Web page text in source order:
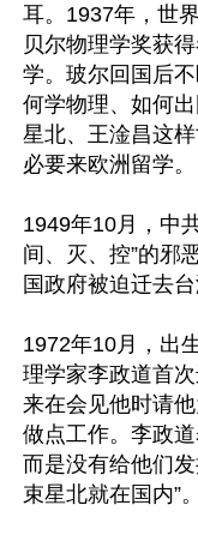
耳。1937年，世
贝尔物理学奖获
学。玻尔回国后
何学物理、如何
星北、王淦昌这
必要来欧洲留学。
1949年10月，中
间、灭、控”的邪
国政府被迫迁去台
1972年10月，出
理学家李政道首
来在会见他时请
做点工作。李政
而是没有给他们
束星北就在国内”。